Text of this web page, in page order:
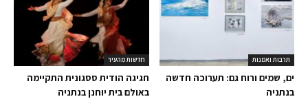
חדשות מהעיר
חגיגה הודית ססגונית התקיימה
באולם בית יוחנן בנתניה
תרבות ואמנות
ים, שמים ורוח גם: תערוכה חדשה
בנתניה